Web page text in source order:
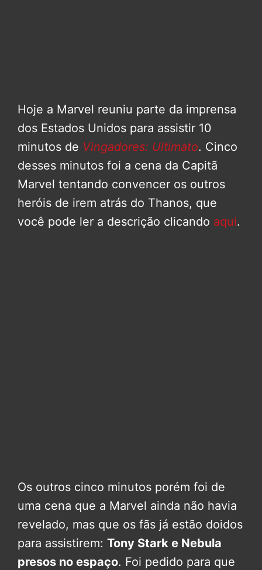
Hoje a Marvel reuniu parte da imprensa
dos Estados Unidos para assistir 10
minutos de Vingadores: Ultimato. Cinco
desses minutos foi a cena da Capitã
Marvel tentando convencer os outros
heróis de irem atrás do Thanos, que
você pode ler a descrição clicando aqui.
Os outros cinco minutos porém foi de
uma cena que a Marvel ainda não havia
revelado, mas que os fãs já estão doidos
para assistirem: Tony Stark e Nebula
presos no espaço. Foi pedido para que